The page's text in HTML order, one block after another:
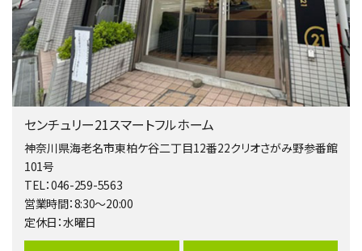
4ＬＤＫ
淵野辺駅
歩17分
南側道路に面しており日当たり良好。 キッチンから…
第5位
3,680万円
バ19分・ 歩8分
開放感があり日当たり良好な南西・北西角地区画。 …
第6位
4ＬＤＫ
センチュリー21スマートフルホーム
神奈川県海老名市東柏ケ谷二丁目12番22クリオさがみ野参番館
101号
TEL：046-259-5563
営業時間：8:30～20:00
定休日：水曜日